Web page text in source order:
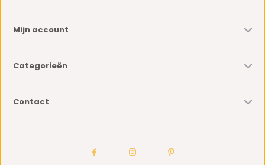
Mijn account
Categorieën
Contact